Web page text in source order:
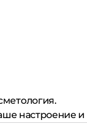
настроение